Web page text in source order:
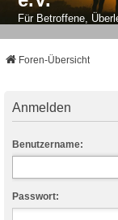
Für Betroffene,
Foren-Übersicht
Anmelden
Benutzername:
Passwort: